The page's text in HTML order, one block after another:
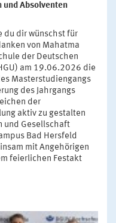
und Absolventen
du dir wünschst für
von Mahatma
der Deutschen
am 19.06.2026 die
Masterstudiengangs
des Jahrgangs
der
aktiv zu gestalten
und Gesellschaft
Bad Hersfeld
mit Angehörigen
feierlichen Festakt